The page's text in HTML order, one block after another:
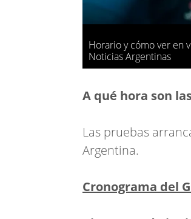
Horario y cómo ver en
Noticias Argentinas
A qué hora son
Las pruebas
Argentina.
Cronograma del